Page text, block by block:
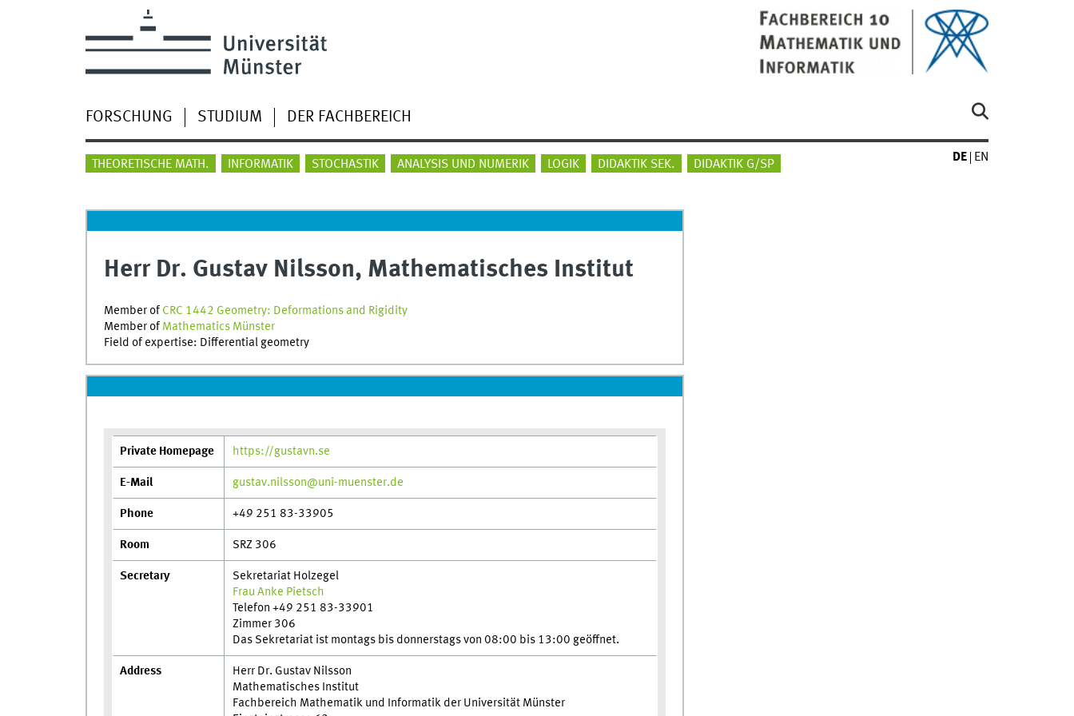
FORSCHUNG STUDIUM DER FACHBEREICH
THEORETISCHE MATH. INFORMATIK STOCHASTIK ANALYSIS UND NUMERIK LOGIK DIDAKTIK SEK. DIDAKTIK G/SP
DE EN
Herr Dr. Gustav Nilsson, Mathematisches Institut
Member of CRC 1442 Geometry: Deformations and Rigidity
Member of Mathematics Münster
Field of expertise: Differential geometry
Private Homepage https://gustavn.se
E-Mail gustav.nilsson@uni-muenster.de
Phone +49 251 83-33905
Room SRZ 306
Secretary
Sekretariat Holzegel
Frau Anke Pietsch
Telefon +49 251 83-33901
Zimmer 306
Das Sekretariat ist montags bis donnerstags von 08:00 bis 13:00 geöffnet.
Address
Herr Dr. Gustav Nilsson
Mathematisches Institut
Fachbereich Mathematik und Informatik der Universität Münster